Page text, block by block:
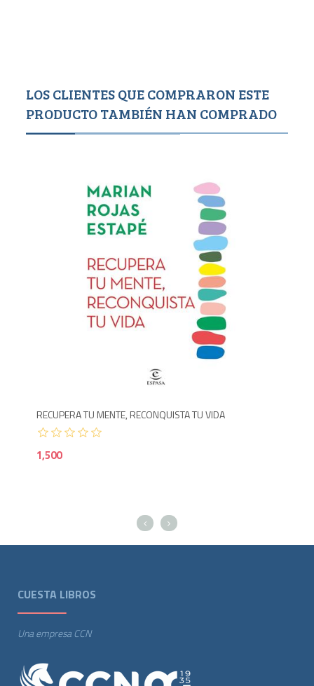
LOS CLIENTES QUE COMPRARON ESTE
PRODUCTO TAMBIÉN HAN COMPRADO
RECUPERA TU MENTE, RECONQUISTA TU VIDA
1,500
CUESTA LIBROS
Una empresa CCN